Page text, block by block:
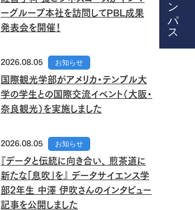
ーグループ本社を訪問してPBL成果
発表会を開催！
2026.08.05 お知らせ
国際観光学部がアメリカ・テンプル大
学の学生との国際交流イベント（大阪・
奈良観光）を実施しました
2026.08.05 お知らせ
『データと伝統に向き合い、 煎茶道に
新たな「息吹」を』 データサイエンス学
部2年生 中澤 伊吹さんのインタビュー
記事を公開しました